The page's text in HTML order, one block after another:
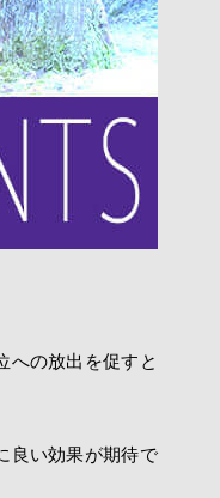
への放出を促すと
良い効果が期待で